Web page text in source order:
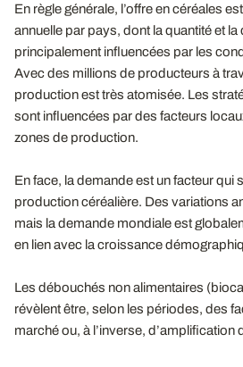
En règle générale, l’offre en céréales
annuelle par pays, dont la quantité et la
principalement influencées par les
Avec des millions de producteurs à
production est très atomisée. Les
sont influencées par des facteurs
zones de production.
En face, la demande est un facteur qui
production céréalière. Des variations
mais la demande mondiale est
en lien avec la croissance
Les débouchés non alimentaires
révèlent être, selon les périodes, des
marché ou, à l’inverse, d’amplification